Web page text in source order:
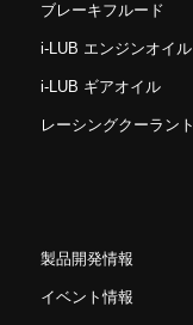
ブレーキフルード
i-LUB エンジンオイル
i-LUB ギアオイル
レーシングクーラント
製品開発情報
イベント情報